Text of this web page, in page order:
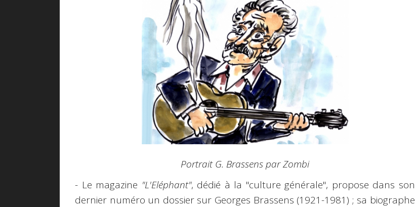
Portrait G. Brassens par Zombi
- Le magazine "L'Eléphant", dédié à la "culture générale", propose dans son
dernier numéro un dossier sur Georges Brassens (1921-1981) ; sa biographe